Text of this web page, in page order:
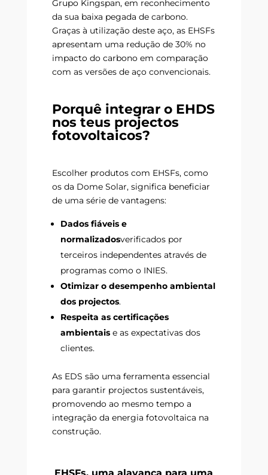
Grupo Kingspan, em reconhecimento
da sua baixa pegada de carbono.
Graças à utilização deste aço, as EHSFs
apresentam uma redução de 30% no
impacto do carbono em comparação
com as versões de aço convencionais.
Porquê integrar o EHDS
nos teus projectos
fotovoltaicos?
Escolher produtos com EHSFs, como
os da Dome Solar, significa beneficiar
de uma série de vantagens:
Dados fiáveis e
normalizadosverificados por
terceiros independentes através de
programas como o INIES.
Otimizar o desempenho ambiental
dos projectos.
Respeita as certificações
ambientaise as expectativas dos
clientes.
As EDS são uma ferramenta essencial
para garantir projectos sustentáveis,
promovendo ao mesmo tempo a
integração da energia fotovoltaica na
construção.